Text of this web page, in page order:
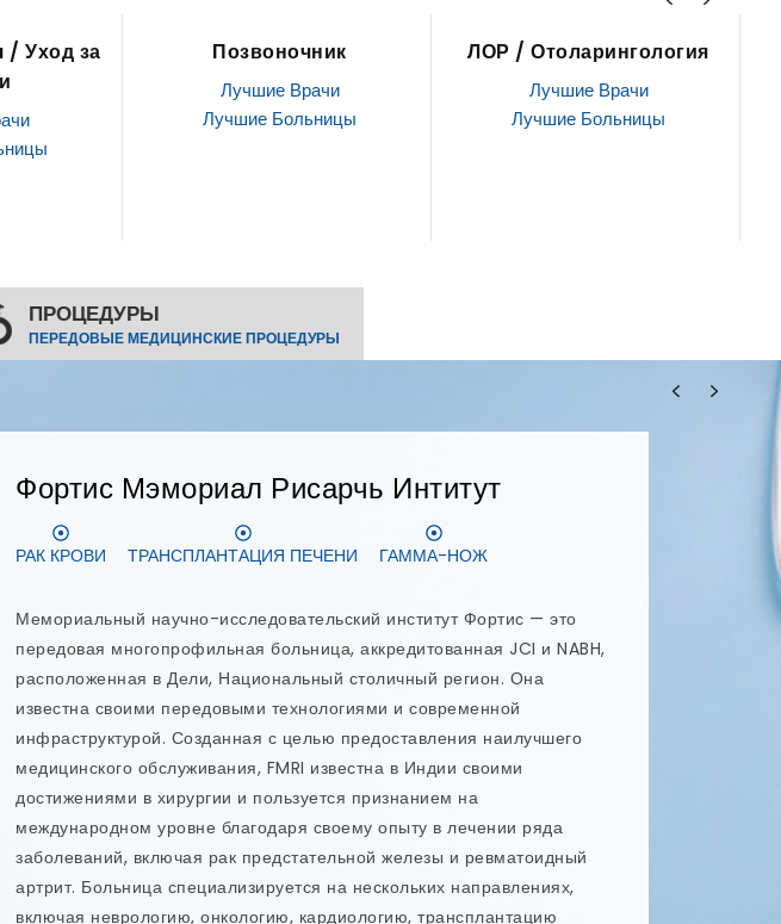
ЛОР / Отоларингология
Лучшие Врачи
Лучшие Больницы
Стволовые клетки
Лучшие Врачи
Лучшие Больницы
ПРОЦЕДУРЫ
ПЕРЕДОВЫЕ МЕДИЦИНСКИЕ ПРОЦЕДУРЫ
Дэнтарис
ДИЗАЙН УЛЫБКИ ЭНДОДОНТИЯ ЗУБНЫЕ ИМПЛАНТАТЫ
Dentaris — ведущая стоматологическая клиника в столичном регионе
Дели, предлагающая персонализированное лечение и безупречный
уход. Команда стоматологов и специалистов использует новейшие
технологии и самые передовые навыки, чтобы обеспечить
высочайшее качество стоматологических услуг в столичном регионе
Дели. Доктор Нидхи Гупта руководит этим передовым
стоматологическим центром и является стоматологом-специалистом
широкого профиля, специализирующимся на профилактике и
восстановлении зубов. В Dentaris предлагаются такие виды
стоматологических услуг, как имплантация All-on-4, имплантация All-
on-6, имплантация с немедленной нагрузкой, преображение улыбки